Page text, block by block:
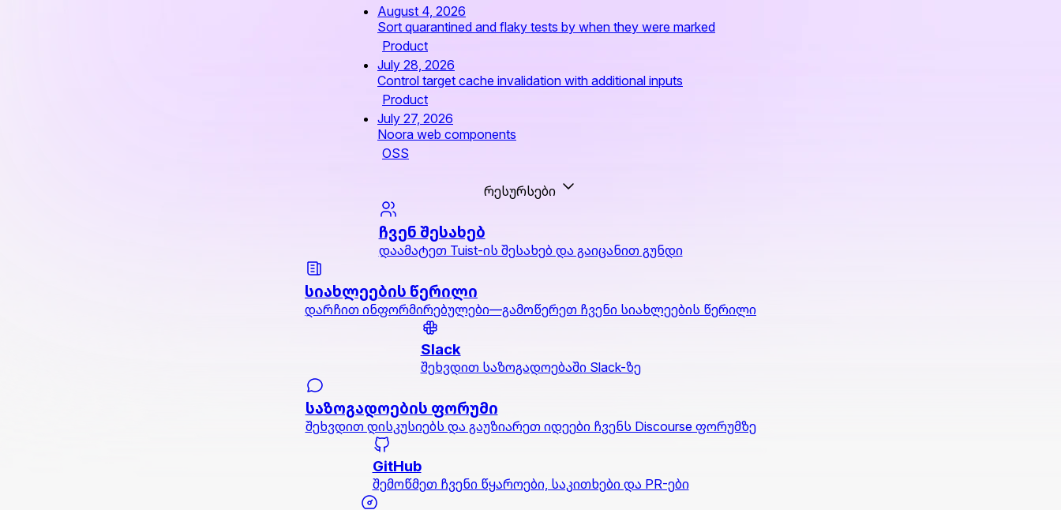
August 4, 2026
Sort quarantined and flaky tests by when they were marked
Product
July 28, 2026
Control target cache invalidation with additional inputs
Product
July 27, 2026
Noora web components
OSS
რესურსები
ჩვენ შესახებ
დაამატეთ Tuist-ის შესახებ და გაიცანით გუნდი
სიახლეების წერილი
დარჩით ინფორმირებულები—გამოწერეთ ჩვენი სიახლეების წერილი
Slack
შეხვდით საზოგადოებაში Slack-ზე
საზოგადოების ფორუმი
შეხვდით დისკუსიებს და გაუზიარეთ იდეები ჩვენს Discourse ფორუმზე
GitHub
შემოწმეთ ჩვენი წყაროები, საკითხები და PR-ები